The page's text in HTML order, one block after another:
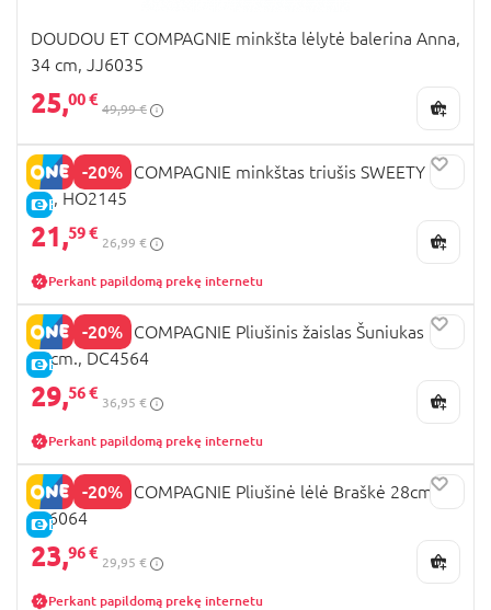
DOUDOU ET COMPAGNIE minkšta lėlytė balerina Anna,
34 cm, JJ6035
25,00 €
49,99 €
-20%
E-KAINA
DOUDOU ET COMPAGNIE minkštas triušis SWEETY 40
cm, HO2145
21,59 €
26,99 €
Perkant papildomą prekę internetu
-20%
E-KAINA
DOUDOU ET COMPAGNIE Pliušinis žaislas Šuniukas
36cm., DC4564
29,56 €
36,95 €
Perkant papildomą prekę internetu
-20%
E-KAINA
DOUDOU ET COMPAGNIE Pliušinė lėlė Braškė 28cm.,
JJ6064
23,96 €
29,95 €
Perkant papildomą prekę internetu